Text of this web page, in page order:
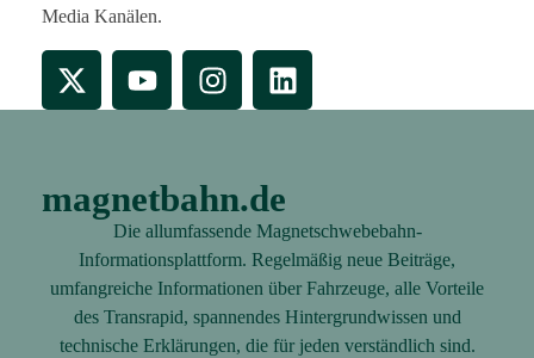
Media Kanälen.
magnetbahn.de
Die allumfassende Magnetschwebebahn-
Informationsplattform. Regelmäßig neue Beiträge,
umfangreiche Informationen über Fahrzeuge, alle Vorteile
des Transrapid, spannendes Hintergrundwissen und
technische Erklärungen, die für jeden verständlich sind.